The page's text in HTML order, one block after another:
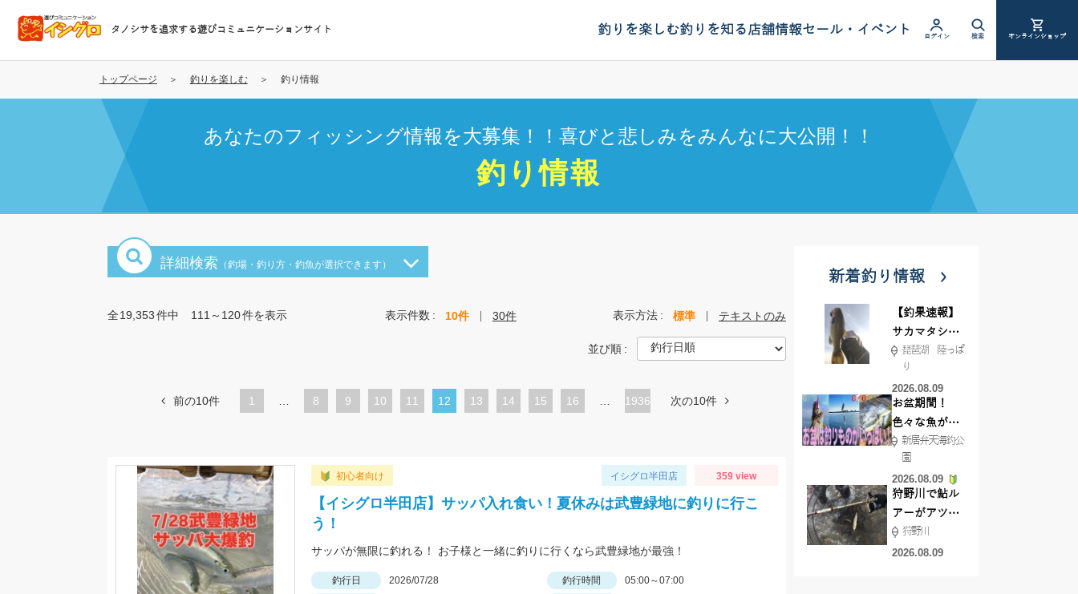
コ
テ
タノシサを追求する遊びコミュニケーションサイト 釣りを楽しむ釣りを知る店舗情報セール・イベント ログイン 検索 オンラインショップ
トップページ 釣りを楽しむ 釣り情報
あなたのフィッシング情報を大募集！！喜びと悲しみをみんなに大公開！！
釣り情報
詳細検索 （釣場・釣り方・釣魚が選択できます）
全19,353件中 111～120件を表示 表示件数 10件 30件 表示方法 標準 テキストのみ
並び順
前の10件 1
ペ
8
ペ
9
ペ
10
ペ
11
カ
ペ
ジ
12
ペ
13
ペ
14
ペ
15
ペ
16 1936 次の10件
初心者向け イシグロ半田店 359 view
【イシグロ半田店】サッパ入れ食い！夏休みは武豊緑地に釣りに行こ
う！
サッパが無限に釣れる！ お子様と一緒に釣りに行くなら武豊緑地が最強！
釣行日 2026/07/28 釣行時間
05:00～07:00
新着釣り情報
【釣果速報】
サカマタシャ
ッド6インチ
で50ジャスト
ゲット!!
琵琶湖 陸っぱ
り
2026.08.09
お盆期間！
色々な魚が沢
山釣れてます
よ！
新居弁天海釣公
園
2026.08.09
狩野川で鮎ル
アーがアツ
い！！
狩野川
2026.08.09